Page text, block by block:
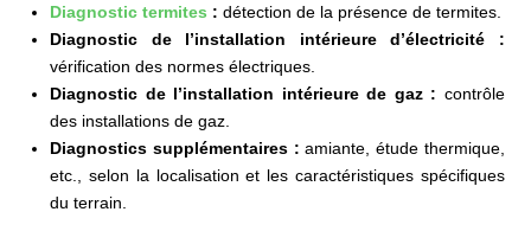
Diagnostic termites :détection de la présence de termites.
Diagnostic de l’installation intérieure d’électricité :
vérification des normes électriques.
Diagnostic de l’installation intérieure de gaz : contrôle
des installations de gaz.
Diagnostics supplémentaires :amiante, étude thermique,
etc., selon la localisation et les caractéristiques spécifiques
du terrain.